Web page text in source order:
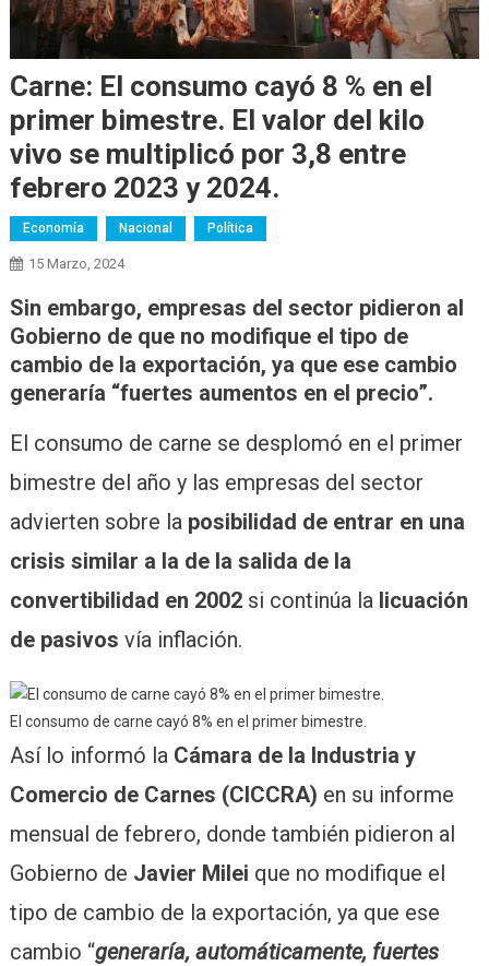
Carne: El consumo cayó 8 % en el
primer bimestre. El valor del kilo
vivo se multiplicó por 3,8 entre
febrero 2023 y 2024.
Economía Nacional Política
15 Marzo, 2024
Sin embargo, empresas del sector pidieron al
Gobierno de que no modifique el tipo de
cambio de la exportación, ya que ese cambio
generaría “fuertes aumentos en el precio”.
El consumo de carne se desplomó en el primer
bimestre del año y las empresas del sector
advierten sobre la posibilidad de entrar en una
crisis similar a la de la salida de la
convertibilidad en 2002si continúa la licuación
de pasivos vía inflación.
El consumo de carne cayó 8% en el primer bimestre.
Así lo informó la Cámara de la Industria y
Comercio de Carnes (CICCRA) en su informe
mensual de febrero, donde también pidieron al
Gobierno de Javier Milei que no modifique el
tipo de cambio de la exportación, ya que ese
cambio “generaría, automáticamente, fuertes